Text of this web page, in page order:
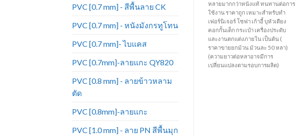
PVC [0.7 mm] - สีพื้นลาย CK
PVC [0.7 mm] - หนังมังกรทูโทน
PVC [0.7 mm]- ไบแคส
PVC [0.7mm]-ลายแกะ QY820
PVC [0.8 mm] - ลายข้าวหลาม
ตัด
PVC [0.8mm]-ลายแกะ
PVC [1.0 mm] - ลาย PN สีพื้นมุก
หลายมากกว่าหนังแท้ ทนทานต่อการ
ใช้งาน ราคาถูก เหมาะสำหรับทำ
เฟอร์นิเจอร์ โซฟา เก้าอี้ บุหัวเตียง
คอกกั้นเด็ก กระเป๋า เครื่องประดับ
และงานตกแต่งภายใน เป็นต้น (
ราคาขายยกม้วน ม้วนละ 50 หลา)
(ความยาวต่อหลาอาจมีการ
เปลี่ยนแปลงตามรอบการผลิต)
หลายมากกว่าหนังแท้ ทนทานต่อการ
ใช้งาน ราคาถูก เหมาะสำหรับทำ
เฟอร์นิเจอร์ โซฟา เก้าอี้ บุหัวเตียง
คอกกั้นเด็ก กระเป๋า เครื่องประดับ
ราคาขายยกม้วน ม้วนละ 50 หลา)
เปลี่ยนแปลงตามรอบการผลิต)
หลายมากกว่าหนังแท้ ทนทานต่อการ
ใช้งาน ราคาถูก เหมาะสำหรับทำ
เฟอร์นิเจอร์ โซฟา เก้าอี้ บุหัวเตียง
คอกกั้นเด็ก กระเป๋า เครื่องประดับ
และงานตกแต่งภายใน เป็นต้น (
ราคาขายยกม้วน ม้วนละ 50 หลา)
เปลี่ยนแปลงตามรอบการผลิต)